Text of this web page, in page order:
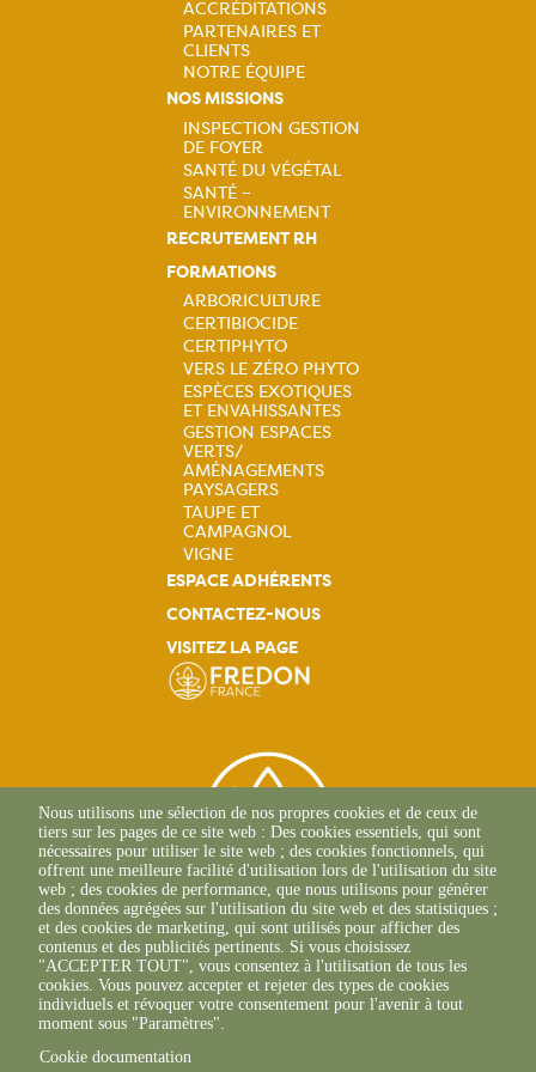
ACCRÉDITATIONS
PARTENAIRES ET
CLIENTS
NOTRE ÉQUIPE
NOS MISSIONS
Navigation
principale
INSPECTION GESTION
DE FOYER
SANTÉ DU VÉGÉTAL
SANTÉ –
ENVIRONNEMENT
RECRUTEMENT RH
FORMATIONS
Navigation
principale
ARBORICULTURE
CERTIBIOCIDE
CERTIPHYTO
VERS LE ZÉRO PHYTO
ESPÈCES EXOTIQUES
ET ENVAHISSANTES
GESTION ESPACES
VERTS/
AMÉNAGEMENTS
PAYSAGERS
TAUPE ET
CAMPAGNOL
VIGNE
ESPACE ADHÉRENTS
CONTACTEZ-NOUS
VISITEZ LA PAGE
2 Allée Du Lazio
69800 SAINT-PRIEST
+33(0)4 37 43 40 70
Nous utilisons une sélection de nos propres cookies et de ceux de
tiers sur les pages de ce site web : Des cookies essentiels, qui sont
nécessaires pour utiliser le site web ; des cookies fonctionnels, qui
offrent une meilleure facilité d'utilisation lors de l'utilisation du site
web ; des cookies de performance, que nous utilisons pour générer
des données agrégées sur l'utilisation du site web et des statistiques ;
et des cookies de marketing, qui sont utilisés pour afficher des
contenus et des publicités pertinents. Si vous choisissez
"ACCEPTER TOUT", vous consentez à l'utilisation de tous les
cookies. Vous pouvez accepter et rejeter des types de cookies
individuels et révoquer votre consentement pour l'avenir à tout
moment sous "Paramètres".
Cookie documentation